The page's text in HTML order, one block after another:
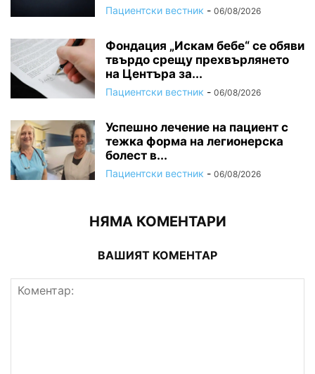
Пациентски вестник - 06/08/2026
Фондация „Искам бебе“ се обяви
твърдо срещу прехвърлянето
на Центъра за...
Пациентски вестник - 06/08/2026
Успешно лечение на пациент с
тежка форма на легионерска
болест в...
Пациентски вестник - 06/08/2026
НЯМА КОМЕНТАРИ
ВАШИЯТ КОМЕНТАР